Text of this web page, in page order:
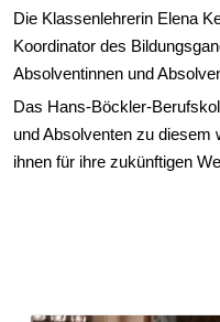
Die Klassenlehrerin Elena
Koordinator des
Absolventinnen und
Das Hans-Böckler-
und Absolventen zu diesem
ihnen für ihre zukünftigen